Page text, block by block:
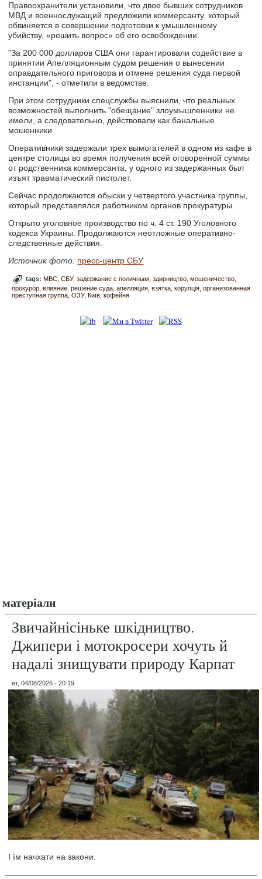
Правоохранители установили, что двое бывших сотрудников
МВД и военнослужащий предложили коммерсанту, который
обвиняется в совершении подготовки к умышленному
убийству, «решить вопрос» об его освобождении.
"За 200 000 долларов США они гарантировали содействие в
принятии Апелляционным судом решения о вынесении
оправдательного приговора и отмене решения суда первой
инстанции", - отметили в ведомстве.
При этом сотрудники спецслужбы выяснили, что реальных
возможностей выполнить "обещание" злоумышленники не
имели, а следовательно, действовали как банальные
мошенники.
Оперативники задержали трех вымогателей в одном из кафе в
центре столицы во время получения всей оговоренной суммы
от родственника коммерсанта, у одного из задержанных был
изъят травматический пистолет.
Сейчас продолжаются обыски у четвертого участника группы,
который представлялся работником органов прокуратуры.
Открыто уголовное производство по ч. 4 ст. 190 Уголовного
кодекса Украины. Продолжаются неотложные оперативно-
следственные действия.
Источник фото: пресс-центр СБУ
tags:МВС СБУ задержание с поличным здирництво мошеничество
прокурор влияние решение суда апелляция взятка корупція организованная
преступная группа ОЗУ Київ кофейня
матеріали
Звичайнісіньке шкідництво.
Джипери і мотокросери хочуть й
надалі знищувати природу Карпат
вт, 04/08/2026 - 20:19
І їм начхати на закони.